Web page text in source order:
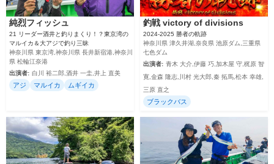
純烈フィッシュ
21 リーダー酒井と釣りまくり！？東京湾の
マルイカ＆大アジで釣り三昧
神奈川県 東京湾,神奈川県 長井新宿港,神奈川
県 松輪江奈港
出演者: 白川 裕二郎,酒井 一圭,井上 直美
アジ マルイカ ムギイカ
釣戦 victory of divisions
2024‐2025 勝者の軌跡
神奈川県 津久井湖,奈良県 池原ダム,三重県
七色ダム
出演者: 青木 大介,伊藤 巧,加木屋 守,梶原 智
寛,金森 隆志,川村 光大郎,秦 拓馬,松本 幸雄,
三原 直之
ブラックバス